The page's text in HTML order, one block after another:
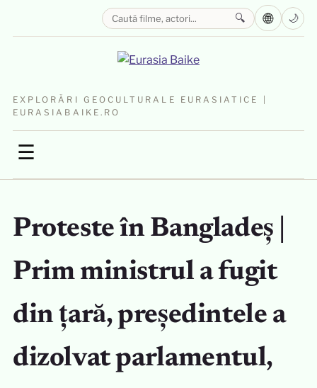
EXPLORĂRI GEOCULTURALE EURASIATICE |
EURASIABAIKE.RO
☰
🔍 🌐 🌙
Proteste în Bangladeș |
Prim ministrul a fugit
din țară, președintele a
dizolvat parlamentul,